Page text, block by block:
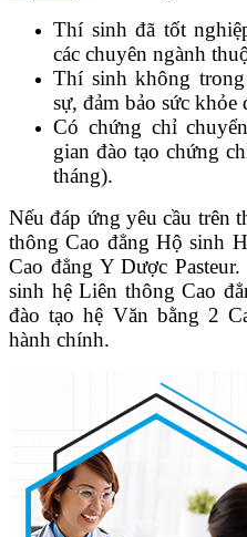
Thí sinh đã tốt
các chuyên ngành
Thí sinh không
sự, đảm bảo sức khỏe
Có chứng chỉ
gian đào tạo chứng
tháng).
Nếu đáp ứng yêu cầu trên
thông Cao đẳng Hộ sinh
Cao đẳng Y Dược
sinh hệ Liên thông Cao
đào tạo hệ Văn bằng 2
hành chính.